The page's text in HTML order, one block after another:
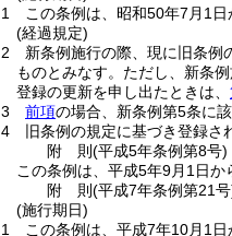
1
この条例は、昭和50年7月1日
(経過規定)
2
新条例施行の際、現に旧条例
ものとみなす。 ただし、新条
登録の更新を申し出たときは、
3
前項の場合、新条例第5条に
4
旧条例の規定に基づき登録
附 則(平成5年条例第8号)
この条例は、平成5年9月1日か
附 則(平成7年条例第21
(施行期日)
1
この条例は、平成7年10月1日